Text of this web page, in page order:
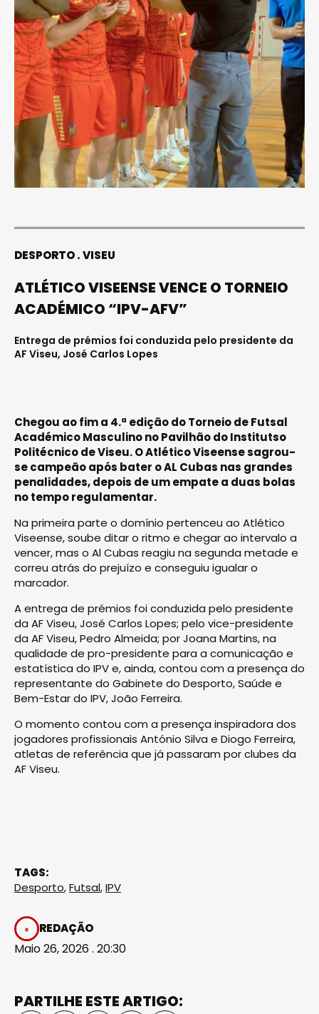
DESPORTO VISEU
ATLÉTICO VISEENSE VENCE O TORNEIO
ACADÉMICO “IPV-AFV”
Entrega de prémios foi conduzida pelo presidente da
AF Viseu, José Carlos Lopes
Chegou ao fim a 4.ª edição do Torneio de Futsal
Académico Masculino no Pavilhão do Institutso
Politécnico de Viseu. O Atlético Viseense sagrou-
se campeão após bater o AL Cubas nas grandes
penalidades, depois de um empate a duas bolas
no tempo regulamentar.
Na primeira parte o domínio pertenceu ao Atlético
Viseense, soube ditar o ritmo e chegar ao intervalo a
vencer, mas o Al Cubas reagiu na segunda metade e
correu atrás do prejuízo e conseguiu igualar o
marcador.
A entrega de prémios foi conduzida pelo presidente
da AF Viseu, José Carlos Lopes; pelo vice-presidente
da AF Viseu, Pedro Almeida; por Joana Martins, na
qualidade de pro-presidente para a comunicação e
estatística do IPV e, ainda, contou com a presença do
representante do Gabinete do Desporto, Saúde e
Bem-Estar do IPV, João Ferreira.
O momento contou com a presença inspiradora dos
jogadores profissionais António Sil­va e Diogo Ferreira,
atletas de referência que já passaram por clubes da
AF Viseu.
TAGS:
Desporto,Futsal,IPV
REDAÇÃO
Maio 26, 2026 . 20:30
PARTILHE ESTE ARTIGO: